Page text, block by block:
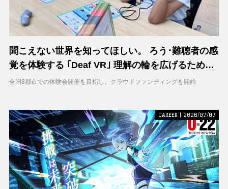
聞こえない世界を知ってほしい。 ろう･難聴者の感
覚を体験する ｢Deaf VR｣ 理解の輪を広げるため支
援募集を開始
全国8都市での体験会開催を目指し、クラウドファンディングを開始
CAREER | 2026/07/07